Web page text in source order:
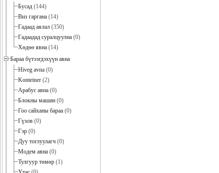
Бусад (144)
Виз гаргана (14)
Гадаад аялал (350)
Гадаадад суралцуулна (0)
Хөдөө явна (14)
Бараа бүтээгдэхүүн авна
Hiveg avna (0)
Konteiner (2)
Арабус авна (0)
Блокны машин (0)
Гоо сайханы бараа (0)
Гүзов (0)
Гэр (0)
Дуу тоглуулагч (0)
Модем авна (0)
Тулгуур төмөр (1)